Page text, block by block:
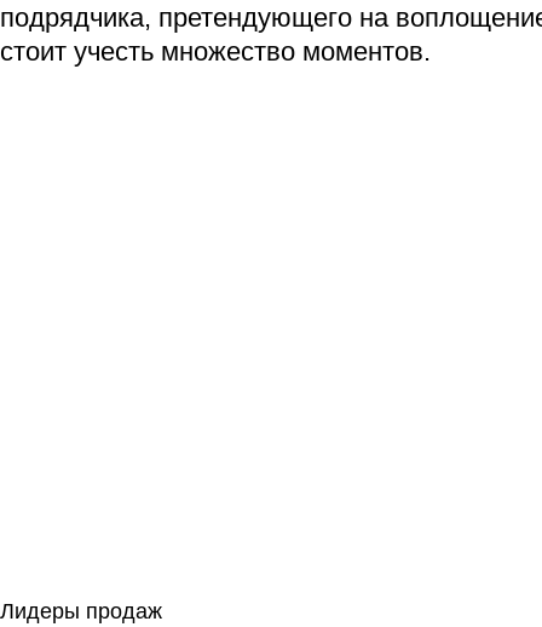
подрядчика, претендующего на
стоит учесть множество моментов.
Лидеры продаж